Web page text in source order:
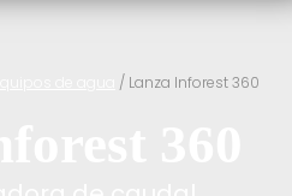
/ Lanza Inforest 360